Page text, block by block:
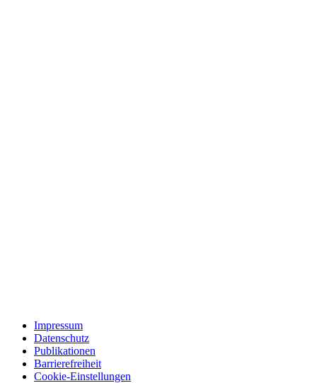
Impressum
Datenschutz
Publikationen
Barrierefreiheit
Cookie-Einstellungen